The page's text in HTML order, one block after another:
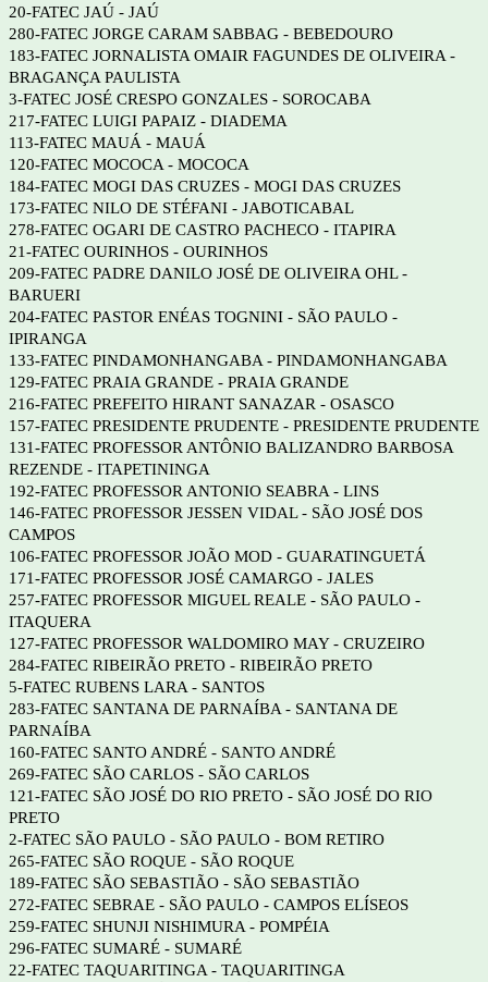
20-FATEC JAÚ - JAÚ
280-FATEC JORGE CARAM SABBAG - BEBEDOURO
183-FATEC JORNALISTA OMAIR FAGUNDES DE OLIVEIRA -
BRAGANÇA PAULISTA
3-FATEC JOSÉ CRESPO GONZALES - SOROCABA
217-FATEC LUIGI PAPAIZ - DIADEMA
113-FATEC MAUÁ - MAUÁ
120-FATEC MOCOCA - MOCOCA
184-FATEC MOGI DAS CRUZES - MOGI DAS CRUZES
173-FATEC NILO DE STÉFANI - JABOTICABAL
278-FATEC OGARI DE CASTRO PACHECO - ITAPIRA
21-FATEC OURINHOS - OURINHOS
209-FATEC PADRE DANILO JOSÉ DE OLIVEIRA OHL -
BARUERI
204-FATEC PASTOR ENÉAS TOGNINI - SÃO PAULO -
IPIRANGA
133-FATEC PINDAMONHANGABA - PINDAMONHANGABA
129-FATEC PRAIA GRANDE - PRAIA GRANDE
216-FATEC PREFEITO HIRANT SANAZAR - OSASCO
157-FATEC PRESIDENTE PRUDENTE - PRESIDENTE PRUDENTE
131-FATEC PROFESSOR ANTÔNIO BALIZANDRO BARBOSA
REZENDE - ITAPETININGA
192-FATEC PROFESSOR ANTONIO SEABRA - LINS
146-FATEC PROFESSOR JESSEN VIDAL - SÃO JOSÉ DOS
CAMPOS
106-FATEC PROFESSOR JOÃO MOD - GUARATINGUETÁ
171-FATEC PROFESSOR JOSÉ CAMARGO - JALES
257-FATEC PROFESSOR MIGUEL REALE - SÃO PAULO -
ITAQUERA
127-FATEC PROFESSOR WALDOMIRO MAY - CRUZEIRO
284-FATEC RIBEIRÃO PRETO - RIBEIRÃO PRETO
5-FATEC RUBENS LARA - SANTOS
283-FATEC SANTANA DE PARNAÍBA - SANTANA DE
PARNAÍBA
160-FATEC SANTO ANDRÉ - SANTO ANDRÉ
269-FATEC SÃO CARLOS - SÃO CARLOS
121-FATEC SÃO JOSÉ DO RIO PRETO - SÃO JOSÉ DO RIO
PRETO
2-FATEC SÃO PAULO - SÃO PAULO - BOM RETIRO
265-FATEC SÃO ROQUE - SÃO ROQUE
189-FATEC SÃO SEBASTIÃO - SÃO SEBASTIÃO
272-FATEC SEBRAE - SÃO PAULO - CAMPOS ELÍSEOS
259-FATEC SHUNJI NISHIMURA - POMPÉIA
296-FATEC SUMARÉ - SUMARÉ
22-FATEC TAQUARITINGA - TAQUARITINGA